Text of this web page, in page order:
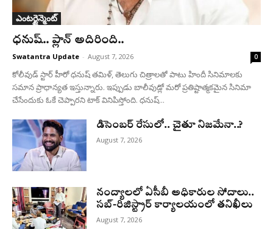
ఎంటర్టైన్మెంట్
ధనుష్‌.. ప్లాన్ అదిరింది..
Swatantra Update - August 7, 2026 0
కోలీవుడ్ స్టార్ హీరో ధనుష్ తమిళ్, తెలుగు చిత్రాలతో పాటు హిందీ సినిమాలకు
సమాన ప్రాధాన్యత ఇస్తున్నారు. ఇప్పుడు బాలీవుడ్లో మరో ప్రతిష్టాత్మకమైన సినిమా
చేసేందుకు ఓకే చెప్పారని టాక్ వినిపిస్తోంది. ధనుష్...
డిసెంబర్ రేసులో.. చైతూ నిజమేనా..?
August 7, 2026
నంద్యాలలో ఏసీబీ అధికారుల సోదాలు..
సబ్-రిజిస్ట్రార్ కార్యాలయంలో తనిఖీలు
August 7, 2026